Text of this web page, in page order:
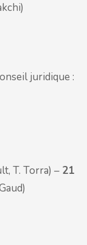
juridique :
T. Torra) – 21